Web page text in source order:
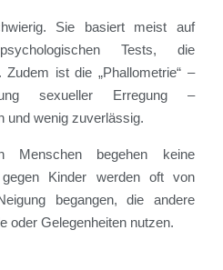
Sie basiert meist auf
Tests, die
ist die „Phallometrie“ –
sexueller Erregung –
und wenig zuverlässig.
Menschen begehen keine
gegen Kinder werden oft von
begangen, die andere
oder Gelegenheiten nutzen.